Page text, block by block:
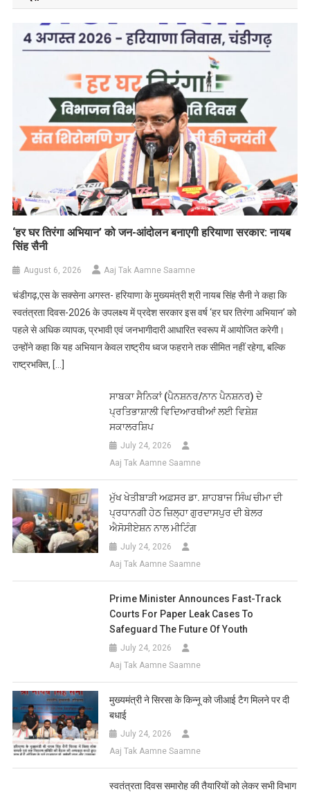
‘हर घर तिरंगा अभियान’ को जन-आंदोलन बनाएगी हरियाणा सरकार: नायब
सिंह सैनी
August 6, 2026 Aaj Tak Aamne Saamne
चंडीगढ़,एस के सक्सेना अगस्त- हरियाणा के मुख्यमंत्री श्री नायब सिंह सैनी ने कहा कि
स्वतंत्रता दिवस-2026 के उपलक्ष्य में प्रदेश सरकार इस वर्ष ‘हर घर तिरंगा अभियान’ को
पहले से अधिक व्यापक, प्रभावी एवं जनभागीदारी आधारित स्वरूप में आयोजित करेगी।
उन्होंने कहा कि यह अभियान केवल राष्ट्रीय ध्वज फहराने तक सीमित नहीं रहेगा, बल्कि
राष्ट्रभक्ति, […]
ਸਾਬਕਾ ਸੈਨਿਕਾਂ (ਪੈਨਸ਼ਨਰ/ਨਾਨ ਪੈਨਸ਼ਨਰ) ਦੇ
ਪ੍ਰਤਿਭਾਸ਼ਾਲੀ ਵਿਦਿਆਰਥੀਆਂ ਲਈ ਵਿਸ਼ੇਸ਼
ਸਕਾਲਰਸ਼ਿਪ
July 24, 2026
Aaj Tak Aamne Saamne
ਮੁੱਖ ਖੇਤੀਬਾੜੀ ਅਫ਼ਸਰ ਡਾ. ਸ਼ਾਹਬਾਜ ਸਿੰਘ ਚੀਮਾ ਦੀ
ਪ੍ਰਧਾਨਗੀ ਹੇਠ ਜ਼ਿਲ੍ਹਾ ਗੁਰਦਾਸਪੁਰ ਦੀ ਬੇਲਰ
ਐਸੋਸੀਏਸ਼ਨ ਨਾਲ ਮੀਟਿੰਗ
July 24, 2026
Aaj Tak Aamne Saamne
Prime Minister Announces Fast-Track
Courts For Paper Leak Cases To
Safeguard The Future Of Youth
July 24, 2026
Aaj Tak Aamne Saamne
मुख्यमंत्री ने सिरसा के किन्नू को जीआई टैग मिलने पर दी
बधाई
July 24, 2026
Aaj Tak Aamne Saamne
स्वतंत्रता दिवस समारोह की तैयारियों को लेकर सभी विभाग